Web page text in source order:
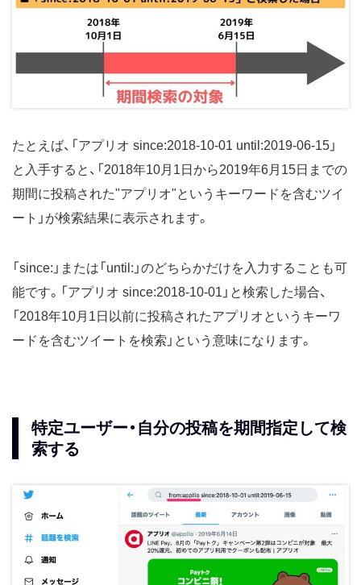
たとえば、「アプリオ since:2018-10-01 until:2019-06-15」
と入手すると、「2018年10月1日から2019年6月15日までの
期間に投稿された"アプリオ"というキーワードを含むツイ
ート」が検索結果に表示されます。
「since:」または「until:」のどちらかだけを入力することも可
能です。「アプリオ since:2018-10-01」と検索した場合、
「2018年10月1日以前に投稿されたアプリオというキーワ
ードを含むツイートを検索」という意味になります。
特定ユーザー・自分の投稿を期間指定して検
索する